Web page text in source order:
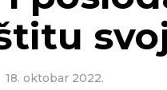
18. oktobar 2022.